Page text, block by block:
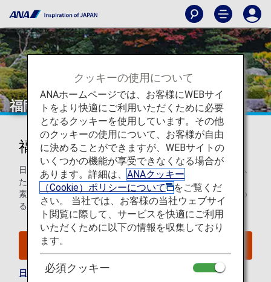
福岡
福岡を知ろう
日本では、野球チームのソフトバンクホークスやボリューム
たっぷりの博多ラーメンで知られています。暖かい気候と、
素晴らしいアートやショッピング、グルメ、建築物が楽しめ
る、おもてなしのつまった都市です。
日本の便利情報を見る
クッキーの使用について
ANAホームページでは、お客様にWEBサイ
トをより快適にご利用いただくために必要
となるクッキーを使用しています。その他
のクッキーの使用について、お客様が自由
に決めることができますが、WEBサイトの
いくつかの機能が享受できなくなる場合が
あります。詳細は、 ANAクッキー
（Cookie）ポリシーについて
をご覧くだ
さい。 当社では、お客様の当社ウェブサイ
ト閲覧に際して、サービスを快適にご利用
いただくために以下の情報を収集しており
ます。
必須クッキー